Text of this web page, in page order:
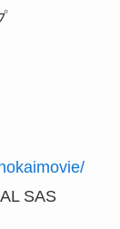
SAS